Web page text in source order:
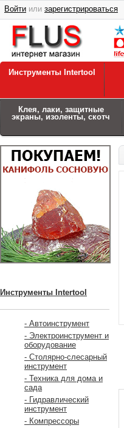
Войти или зарегистрироваться
Инструменты Intertool
Клея, лаки, защитные
экраны, изоленты, скотч
Инструменты Intertool
- Автоинструмент
- Электроинструмент и
оборудование
- Столярно-слесарный
инструмент
- Техника для дома и
сада
- Гидравлический
инструмент
- Компрессоры